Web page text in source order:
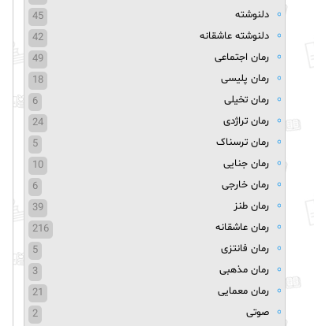
دلنوشته
45
دلنوشته عاشقانه
42
رمان اجتماعی
49
رمان پلیسی
18
رمان تخیلی
6
رمان تراژدی
24
رمان ترسناک
5
رمان جنایی
10
رمان خارجی
6
رمان طنز
39
رمان عاشقانه
216
رمان فانتزی
5
رمان مذهبی
3
رمان معمایی
21
صوتی
2